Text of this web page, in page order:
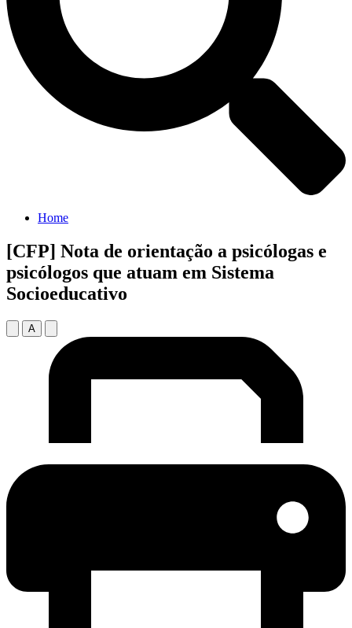
Home
[CFP] Nota de orientação a psicólogas e
psicólogos que atuam em Sistema
Socioeducativo
A